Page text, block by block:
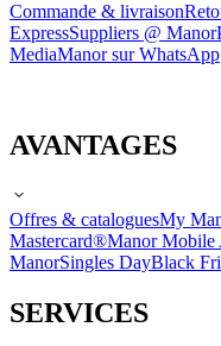
Commande & livraison
ExpressSuppliers @ Manor
MediaManor sur WhatsApp
AVANTAGES
Offres & cataloguesMy
Mastercard®Manor Mobile
ManorSingles DayBlack
SERVICES